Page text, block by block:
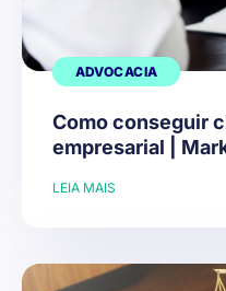
ADVOCACIA
Como conseguir
empresarial |
LEIA MAIS